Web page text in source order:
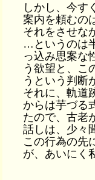
しかし、今す
案内を頼むの
それをさせな
…というのは
っ込み思案な
う欲望と、こ
うという判断
それに、軌道
からは芋づる
たので、古老
話しは、少々
この行為の先
が、あいにく